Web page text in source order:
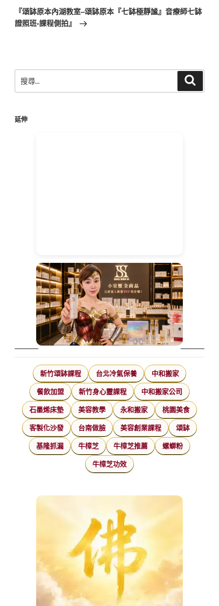
章
一
篇
『頌缽原本內湖教室–頌缽原本『七缽極靜謐』音療師七缽
證照班-課程側拍』
尋
字:
延伸
新竹頌缽課程 台北冷氣保養 中和搬家
餐飲加盟 新竹身心靈課程 中和搬家公司
石墨烯床墊 美容教學 永和搬家 桃園美食
客製化沙發 台南做臉 美容創業課程 頌缽
基隆抓漏 牛樟芝 牛樟芝推薦 螺螄粉
牛樟芝功效